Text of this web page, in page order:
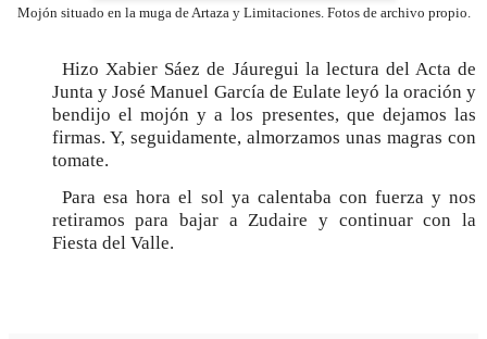
Mojón situado en la muga de Artaza y Limitaciones. Fotos de archivo propio.
Hizo Xabier Sáez de Jáuregui la lectura del Acta de
Junta y José Manuel García de Eulate leyó la oración y
bendijo el mojón y a los presentes, que dejamos las
firmas. Y, seguidamente, almorzamos unas magras con
tomate.
Para esa hora el sol ya calentaba con fuerza y nos
retiramos para bajar a Zudaire y continuar con la
Fiesta del Valle.